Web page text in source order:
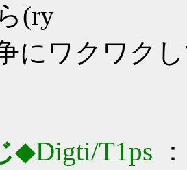
(ry
にワクワク
◆Digti/T1ps